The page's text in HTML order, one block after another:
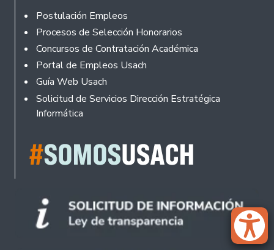
Rodapé
Postulación Empleos
Procesos de Selección Honorarios
Concursos de Contratación Académica
Portal de Empleos Usach
Guía Web Usach
Solicitud de Servicios Dirección Estratégica
Informática